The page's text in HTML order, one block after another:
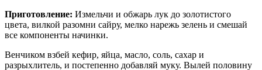
Приготовление: Измельчи и обжарь лук до золотистого
цвета, вилкой разомни сайру, мелко нарежь зелень и смешай
все компоненты начинки.
Венчиком взбей кефир, яйца, масло, соль, сахар и
разрыхлитель, и постепенно добавляй муку. Вылей половину